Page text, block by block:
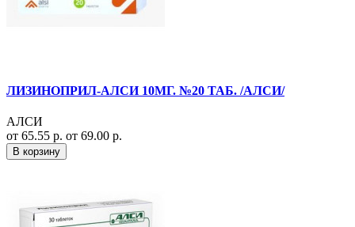
ЛИЗИНОПРИЛ-АЛСИ 10МГ. №20 ТАБ. /АЛСИ/
АЛСИ
от 65.55 р. от 69.00 р.
В корзину